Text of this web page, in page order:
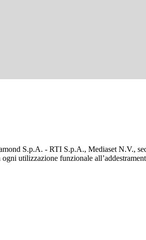
S.p.A. - RTI S.p.A., Mediaset N.V.,
utilizzazione funzionale